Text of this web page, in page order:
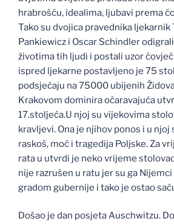
hrabrošću, idealima, ljubavi prema
Tako su dvojica pravednika ljekarnik
Pankiewicz i Oscar Schindler
životima tih ljudi i postali uzor
ispred ljekarne postavljeno je 75
podsjećaju na 75000 ubijenih
Krakovom dominira očaravajuća
17.stoljeća.U njoj su vijekovima
kravljevi. Ona je njihov ponos i u njoj
raskoš, moć i tragedija Poljske. Za
rata u utvrdi je neko vrijeme
nije razrušen u ratu jer su ga
gradom gubernije i tako je ostao
Došao je dan posjeta Auschwitzu.